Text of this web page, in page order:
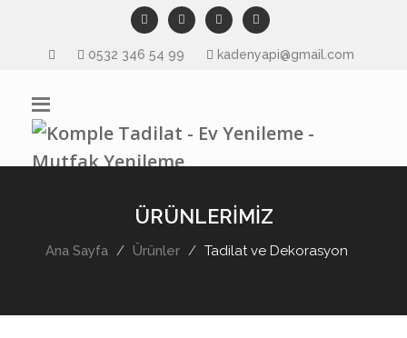
0532 346 54 99 kadenyapi@gmail.com
ÜRÜNLERİMİZ
Ana Sayfa Ürünler Tadilat ve Dekorasyon